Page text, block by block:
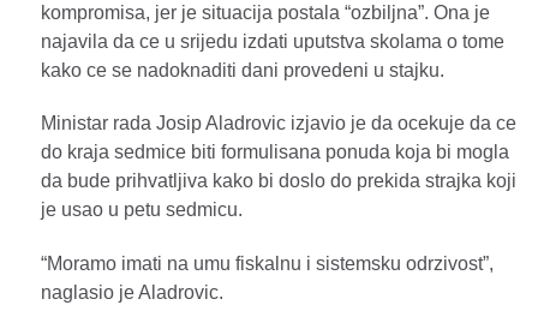
kompromisa, jer je situacija postala “ozbiljna”. Ona je
najavila da ce u srijedu izdati uputstva skolama o tome
kako ce se nadoknaditi dani provedeni u stajku.
Ministar rada Josip Aladrovic izjavio je da ocekuje da ce
do kraja sedmice biti formulisana ponuda koja bi mogla
da bude prihvatljiva kako bi doslo do prekida strajka koji
je usao u petu sedmicu.
“Moramo imati na umu fiskalnu i sistemsku odrzivost”,
naglasio je Aladrovic.